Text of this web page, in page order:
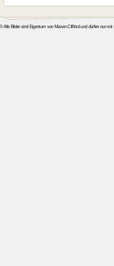
© Alle Bilder sind Eigentum von Marvin Clifford und dürfen nur